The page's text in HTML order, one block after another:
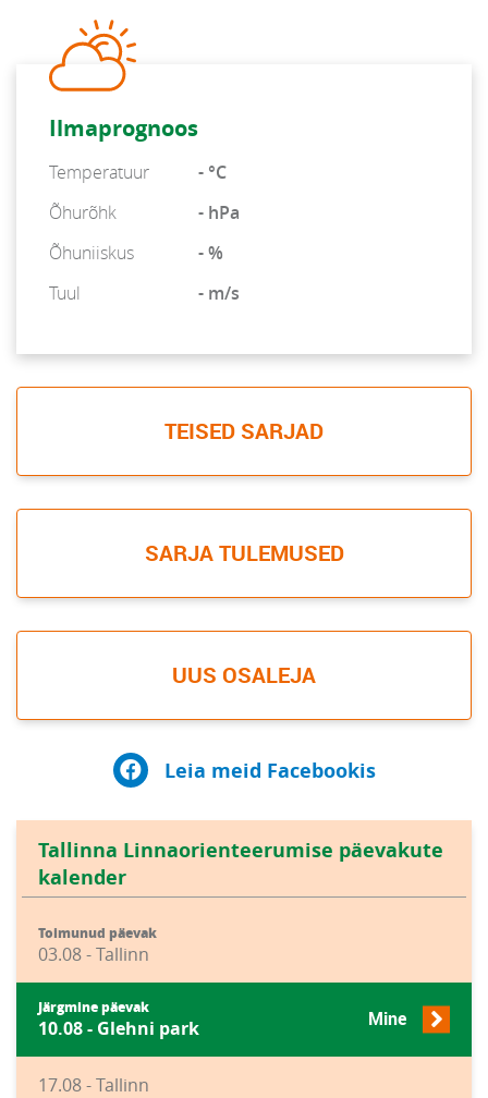
Ilmaprognoos
Temperatuur
- °C
Õhurõhk
- hPa
Õhuniiskus
- %
Tuul
- m/s
TEISED SARJAD
SARJA TULEMUSED
UUS OSALEJA
Leia meid Facebookis
Tallinna Linnaorienteerumise päevakute
kalender
Toimunud päevak
03.08 - Tallinn
Järgmine päevak
10.08 - Glehni park Mine
17.08 - Tallinn